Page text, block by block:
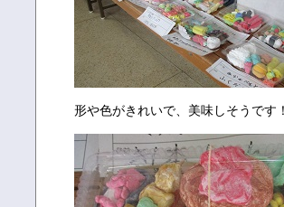
形や色がきれいで、美味しそうです！